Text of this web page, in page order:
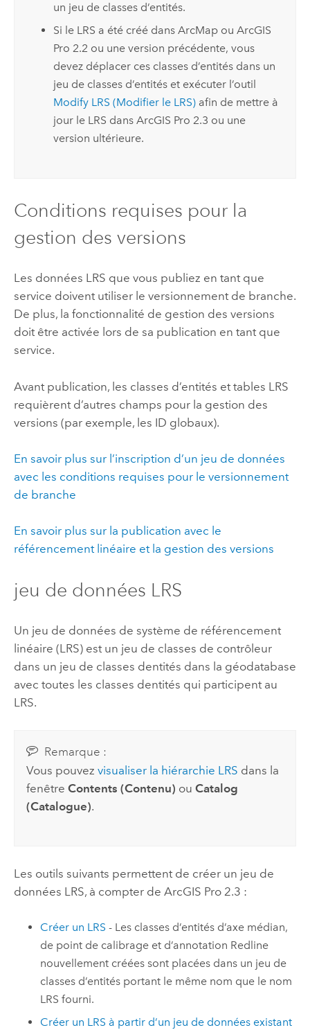
un jeu de classes d’entités.
Si le LRS a été créé dans ArcMapou ArcGIS
Pro 2.2 ou une version précédente, vous
devez déplacer ces classes d’entités dans un
jeu de classes d’entités et exécuter l’outil
Modify LRS (Modifier le LRS)afin de mettre à
jour le LRS dans ArcGIS Pro 2.3 ou une
version ultérieure.
Conditions requises pour la
gestion des versions
Les données LRS que vous publiez en tant que
service doivent utiliser le versionnement de branche.
De plus, la fonctionnalité de gestion des versions
doit être activée lors de sa publication en tant que
service.
Avant publication, les classes d’entités et tables LRS
requièrent d’autres champs pour la gestion des
versions (par exemple, les ID globaux).
En savoir plus sur l’inscription d’un jeu de données
avec les conditions requises pour le versionnement
de branche
En savoir plus sur la publication avec le
référencement linéaire et la gestion des versions
jeu de données LRS
Un jeu de données de système de référencement
linéaire (LRS) est un jeu de classes de contrôleur
dans un jeu de classes dentités dans la géodatabase
avec toutes les classes dentités qui participent au
LRS.
Remarque :
Vous pouvezvisualiser la hiérarchie LRS dans la
fenêtreContents (Contenu) ouCatalog
(Catalogue).
Les outils suivants permettent de créer un jeu de
données LRS, à compter de ArcGIS Pro 2.3 :
Créer un LRS - Les classes d’entités d’axe médian,
de point de calibrage et d’annotation Redline
nouvellement créées sont placées dans un jeu de
classes d’entités portant le même nom que le nom
LRS fourni.
Créer un LRS à partir d’un jeu de données existant